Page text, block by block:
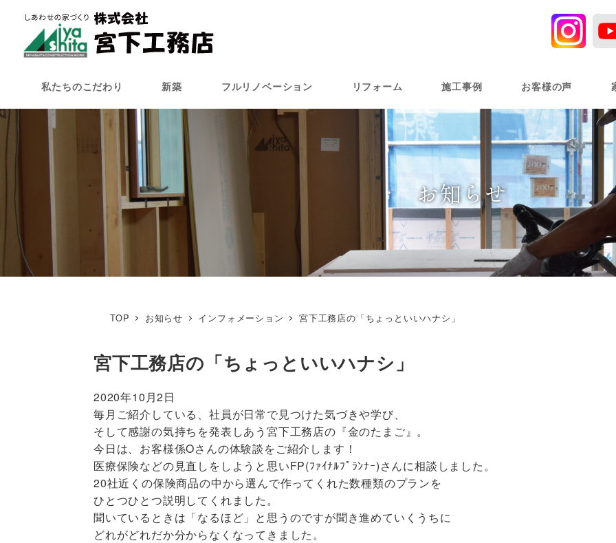
ン
ツ
私たちのこだわり 新築 フルリノベーション リフォーム 施工事例 お客様の声
お知らせ
TOP お知らせ インフォメーション 宮下工務店の「ちょっといいハナシ」
宮下工務店の「ちょっといいハナシ」
2020年10月2日
毎月ご紹介している、社員が日常で見つけた気づきや学び、
そして感謝の気持ちを発表しあう宮下工務店の『金のたまご』。
今日は、お客様係Oさんの体験談をご紹介します！
医療保険などの見直しをしようと思いFP(ﾌｧｲﾅﾙﾌﾟﾗﾝﾅｰ)さんに相談しました。
20社近くの保険商品の中から選んで作ってくれた数種類のプランを
ひとつひとつ説明してくれました。
聞いているときは「なるほど」と思うのですが聞き進めていくうちに
どれがどれだか分からなくなってきました。